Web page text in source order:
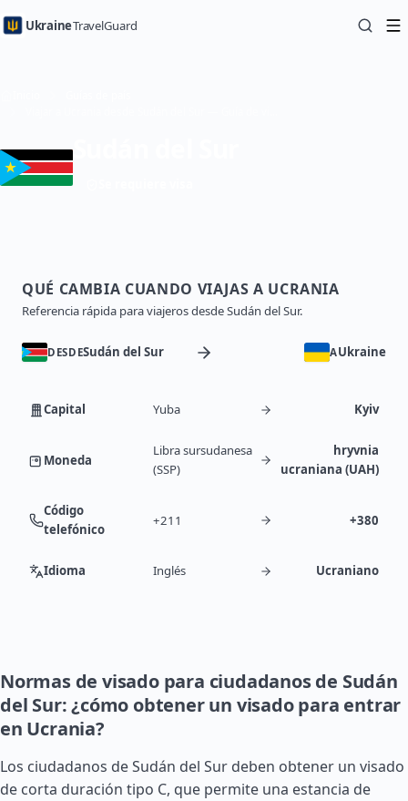
UkraineTravelGuard
QUÉ CAMBIA CUANDO VIAJAS A UCRANIA
Referencia rápida para viajeros desde Sudán del Sur.
DESDESudán del Sur AUkraine
Capital Yuba Kyiv
Moneda
Libra sursudanesa
(SSP)
hryvnia
ucraniana (UAH)
Código
telefónico
+211 +380
Idioma Inglés Ucraniano
Normas de visado para ciudadanos de Sudán
del Sur: ¿cómo obtener un visado para entrar
en Ucrania?
Los ciudadanos deSudán del Sur deben obtener un visado
de corta duración tipo C, que permite una estancia de